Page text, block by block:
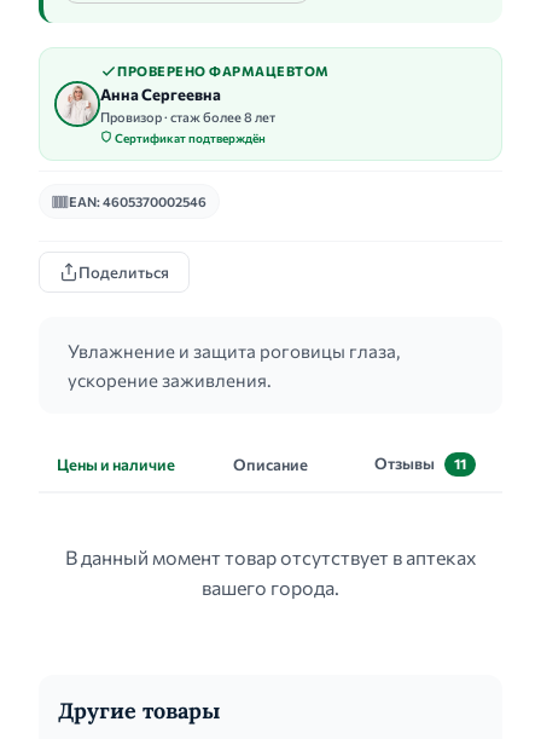
ПРОВЕРЕНО ФАРМАЦЕВТОМ
Анна Сергеевна
Провизор · стаж более 8 лет
Сертификат подтверждён
EAN: 4605370002546
Поделиться
Увлажнение и защита роговицы глаза,
ускорение заживления.
Цены и наличие Описание Отзывы 11
В данный момент товар отсутствует в аптеках
вашего города.
Другие товары